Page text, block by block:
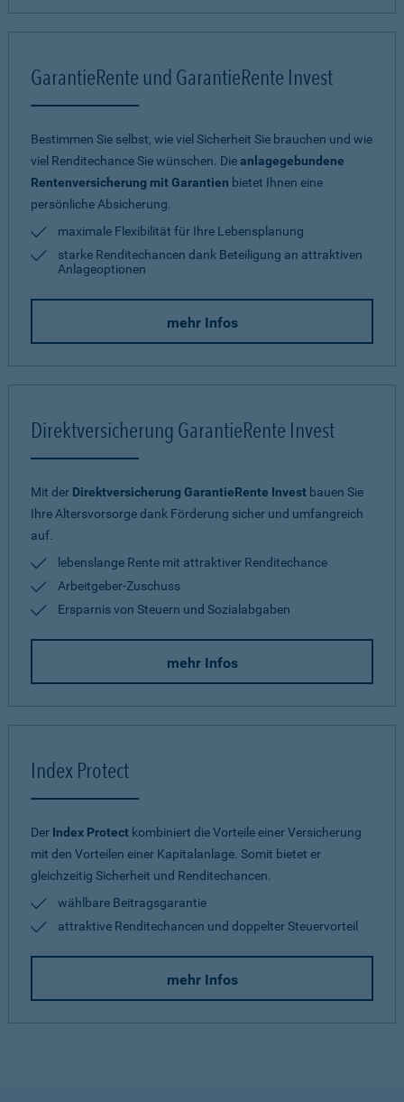
GarantieRente und GarantieRente Invest
Bestimmen Sie selbst, wie viel Sicherheit Sie brauchen und wie
viel Renditechance Sie wünschen. Dieanlagegebundene
Rentenversicherung mit Garantien bietet Ihnen eine
persönliche Absicherung.
maximale Flexibilität für Ihre Lebensplanung
starke Renditechancen dank Beteiligung an attraktiven
Anlageoptionen
mehr Infos
Direktversicherung GarantieRente Invest
Mit der Direktversicherung GarantieRente Invest bauen Sie
Ihre Altersvorsorge dank Förderung sicher und umfangreich
auf.
lebenslange Rente mit attraktiver Renditechance
Arbeitgeber-Zuschuss
Ersparnis von Steuern und Sozialabgaben
mehr Infos
Index Protect
Der Index Protect kombiniert die Vorteile einer Versicherung
mit den Vorteilen einer Kapitalanlage. Somit bietet er
gleichzeitig Sicherheit und Renditechancen.
wählbare Beitragsgarantie
attraktive Renditechancen und doppelter Steuervorteil
mehr Infos